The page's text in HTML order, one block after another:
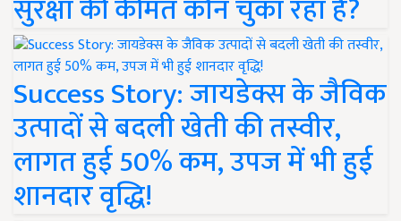
सुरक्षा की कीमत कौन चुका रहा है?
Success Story: जायडेक्स के जैविक
उत्पादों से बदली खेती की तस्वीर,
लागत हुई 50% कम, उपज में भी हुई
शानदार वृद्धि!